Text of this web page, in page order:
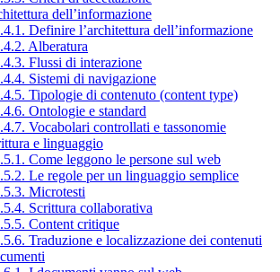
dell’informazione
Definire l’architettura dell’informazione
Alberatura
Flussi di interazione
Sistemi di navigazione
Tipologie di contenuto (content type)
Ontologie e standard
Vocabolari controllati e tassonomie
e linguaggio
Come leggono le persone sul web
Le regole per un linguaggio semplice
Microtesti
Scrittura collaborativa
Content critique
Traduzione e localizzazione dei contenuti